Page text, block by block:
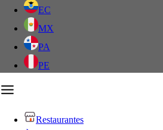
EC
MX
PA
PE
Restaurantes